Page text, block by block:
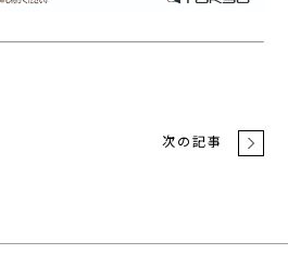
次の記事